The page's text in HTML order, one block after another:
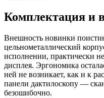
Комплектация и
Внешность новинки
цельнометаллический
исполнении, практически
дисплея. Эргономика
ней не возникает, как и к
панели дактилоскопу —
безошибочно.